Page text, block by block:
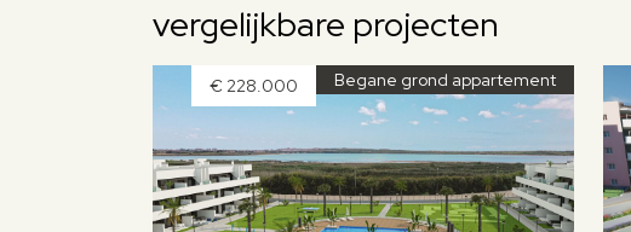
vergelijkbare projecten
Begane grond appartement
€ 228.000